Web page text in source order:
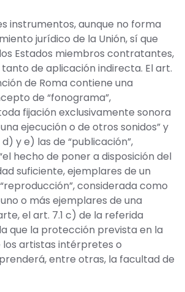
instrumentos, aunque no forma
jurídico de la Unión, sí que
Estados miembros contratantes,
de aplicación indirecta. El art.
de Roma contiene una
de “fonograma”,
fijación exclusivamente sonora
ejecución o de otros sonidos” y
y e) las de “publicación”,
hecho de poner a disposición del
suficiente, ejemplares de un
considerada como
o más ejemplares de una
el art. 7.1 c) de la referida
que la protección prevista en la
los artistas intérpretes o
entre otras, la facultad de